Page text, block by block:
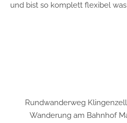
und bist so komplett flexibel
Rundwanderweg
Wanderung am Bahnhof